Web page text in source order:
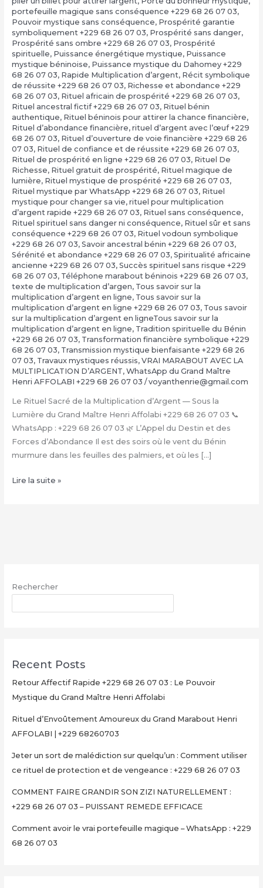
portefeuille magique sans conséquence +229 68 26 07 03,
Pouvoir mystique sans conséquence, Prospérité garantie
symboliquement +229 68 26 07 03, Prospérité sans danger,
Prospérité sans ombre +229 68 26 07 03, Prospérité
spirituelle, Puissance énergétique mystique, Puissance
mystique béninoise, Puissance mystique du Dahomey +229
68 26 07 03, Rapide Multiplication d’argent, Récit symbolique
de réussite +229 68 26 07 03, Richesse et abondance +229
68 26 07 03, Rituel africain de prospérité +229 68 26 07 03,
Rituel ancestral fictif +229 68 26 07 03, Rituel bénin
authentique, Rituel béninois pour attirer la chance financière,
Rituel d’abondance financière, rituel d’argent avec l’œuf +229
68 26 07 03, Rituel d’ouverture de voie financière +229 68 26
07 03, Rituel de confiance et de réussite +229 68 26 07 03,
Rituel de prospérité en ligne +229 68 26 07 03, Rituel De
Richesse, Rituel gratuit de prospérité, Rituel magique de
lumière, Rituel mystique de prospérité +229 68 26 07 03,
Rituel mystique par WhatsApp +229 68 26 07 03, Rituel
mystique pour changer sa vie, rituel pour multiplication
d’argent rapide +229 68 26 07 03, Rituel sans conséquence,
Rituel spirituel sans danger ni conséquence, Rituel sûr et sans
conséquence +229 68 26 07 03, Rituel vodoun symbolique
+229 68 26 07 03, Savoir ancestral bénin +229 68 26 07 03,
Sérénité et abondance +229 68 26 07 03, Spiritualité africaine
ancienne +229 68 26 07 03, Succès spirituel sans risque +229
68 26 07 03, Téléphone marabout béninois +229 68 26 07 03,
texte de multiplication d’argen, Tous savoir sur la
multiplication d’argent en ligne, Tous savoir sur la
multiplication d’argent en ligne +229 68 26 07 03, Tous savoir
sur la multiplication d’argent en ligneTous savoir sur la
multiplication d’argent en ligne, Tradition spirituelle du Bénin
+229 68 26 07 03, Transformation financière symbolique +229
68 26 07 03, Transmission mystique bienfaisante +229 68 26
07 03, Travaux mystiques réussis, VRAI MARABOUT AVEC LA
MULTIPLICATION D’ARGENT, WhatsApp du Grand Maître
Henri AFFOLABI +229 68 26 07 03 /voyanthenrie@gmail.com
Le Rituel Sacré de la Multiplication d’Argent — Sous la
Lumière du Grand Maître Henri Affolabi +229 68 26 07 03 📞
WhatsApp : +229 68 26 07 03 🌿 L’Appel du Destin et des
Forces d’Abondance Il est des soirs où le vent du Bénin
murmure dans les feuilles des palmiers, et où les […]
La
Henri
–
et
Ultra-
Rapide
Multiplier
Votre
Minutes
+229
26
07
Lire la suite »
Rechercher
Recent Posts
Retour Affectif Rapide +229 68 26 07 03 : Le Pouvoir
Mystique du Grand Maître Henri Affolabi
Rituel d’Envoûtement Amoureux du Grand Marabout Henri
AFFOLABI | +229 68260703
Jeter un sort de malédiction sur quelqu’un : Comment utiliser
ce rituel de protection et de vengeance : +229 68 26 07 03
COMMENT FAIRE GRANDIR SON ZIZI NATURELLEMENT :
+229 68 26 07 03 – PUISSANT REMEDE EFFICACE
Comment avoir le vrai portefeuille magique – WhatsApp : +229
68 26 07 03